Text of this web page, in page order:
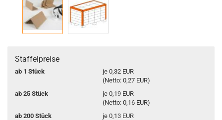
Staffelpreise
ab 1 Stück
je 0,32 EUR
(Netto: 0,27 EUR)
ab 25 Stück
je 0,19 EUR
(Netto: 0,16 EUR)
ab 200 Stück
je 0,13 EUR